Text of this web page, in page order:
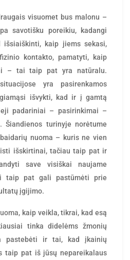
visuomet bus malonu –
savotišku poreikiu, kadangi
kaip jiems sekasi,
kontakto, pamatyti, kaip
– tai taip pat yra natūralu.
yra pasirenkamos
išvykti, kad ir į gamtą
padariniai – pasirinkimai –
Šiandienos turinyje norėtume
nuoma – kuris ne vien
išskirtinai, tačiau taip pat ir
save visiškai naujame
taip pat gali pastūmėti prie
įgijimo.
, kaip veikla, tikrai, kad esą
tinka didelėms žmonių
pastebėti ir tai, kad įkainių
taip pat iš jūsų nepareikalaus